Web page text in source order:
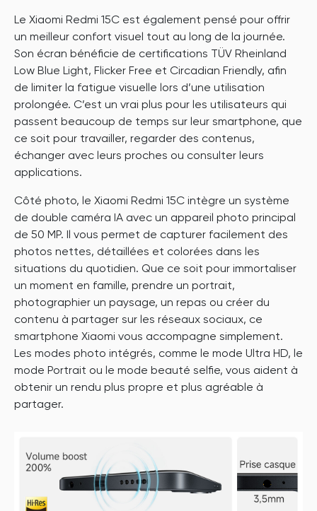
Le Xiaomi Redmi 15C est également pensé pour offrir
un meilleur confort visuel tout au long de la journée.
Son écran bénéficie de certifications TÜV Rheinland
Low Blue Light, Flicker Free et Circadian Friendly, afin
de limiter la fatigue visuelle lors d’une utilisation
prolongée. C’est un vrai plus pour les utilisateurs qui
passent beaucoup de temps sur leur smartphone, que
ce soit pour travailler, regarder des contenus,
échanger avec leurs proches ou consulter leurs
applications.
Côté photo, le Xiaomi Redmi 15C intègre un système
de double caméra IA avec un appareil photo principal
de 50 MP. Il vous permet de capturer facilement des
photos nettes, détaillées et colorées dans les
situations du quotidien. Que ce soit pour immortaliser
un moment en famille, prendre un portrait,
photographier un paysage, un repas ou créer du
contenu à partager sur les réseaux sociaux, ce
smartphone Xiaomi vous accompagne simplement.
Les modes photo intégrés, comme le mode Ultra HD, le
mode Portrait ou le mode beauté selfie, vous aident à
obtenir un rendu plus propre et plus agréable à
partager.